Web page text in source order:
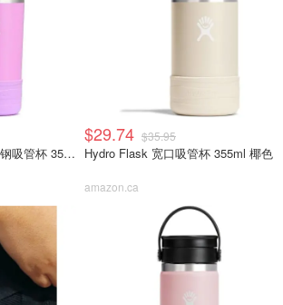
Hydro Flask 儿童不锈钢吸管杯 355ml
$29.74 $35.95
Hydro Flask 宽口吸管杯 355ml 椰色
amazon.ca